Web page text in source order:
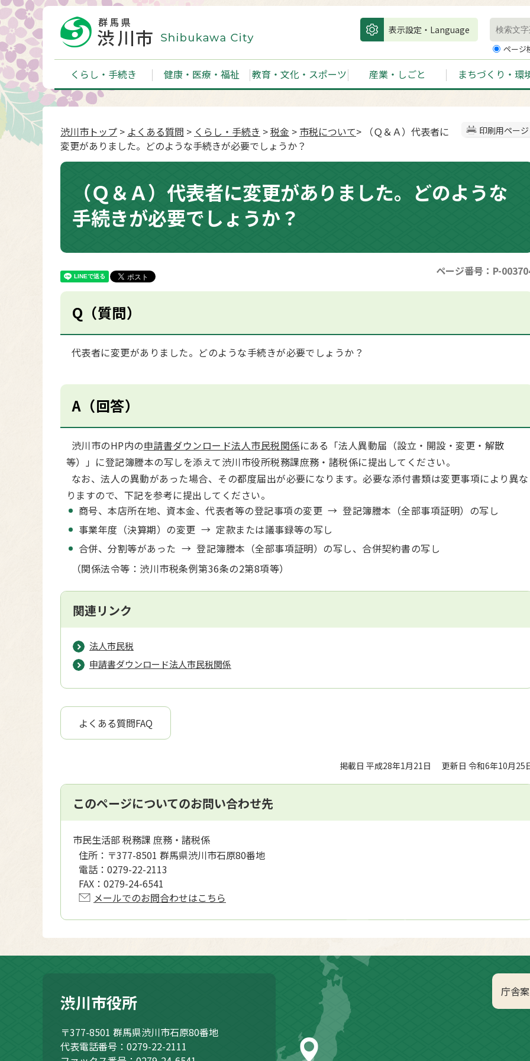
表示設定・Language
ページ
くらし・手続き 健康・医療・福祉 教育・文化・スポーツ 産業・しごと まちづくり・環
印刷用ページ
渋川市トップ > よくある質問 > くらし・手続き >税金 > 市税について> （Ｑ＆Ａ）代表者に
変更がありました。どのような手続きが必要でしょうか？
（Ｑ＆Ａ）代表者に変更がありました。どのような
手続きが必要でしょうか？
ページ番号：P-
Q（質問）
代表者に変更がありました。どのような手続きが必要でしょうか？
A（回答）
渋川市のHP内の申請書ダウンロード法人市民税関係にある「法人異動届（設立・開設・変更・解散
等）」に登記簿謄本の写しを添えて渋川市役所税務課庶務・諸税係に提出してください。
なお、法人の異動があった場合、その都度届出が必要になります。必要な添付書類は変更事項により異な
りますので、下記を参考に提出してください。
商号、本店所在地、資本金、代表者等の登記事項の変更 → 登記簿謄本（全部事項証明）の写し
事業年度（決算期）の変更 → 定款または議事録等の写し
合併、分割等があった → 登記簿謄本（全部事項証明）の写し、合併契約書の写し
（関係法令等：渋川市税条例第36条の2第8項等）
関連リンク
法人市民税
申請書ダウンロード法人市民税関係
よくある質問FAQ
掲載日 平成28年1月21日 更新日 令和6年10月25
このページについてのお問い合わせ先
市民生活部 税務課 庶務・諸税係
住所： 〒377-8501 群馬県渋川市石原80番地
電話： 0279-22-2113
FAX： 0279-24-6541
メールでのお問合わせはこちら
庁舎
渋川市役所
〒377-8501 群馬県渋川市石原80番地
代表電話番号：0279-22-2111